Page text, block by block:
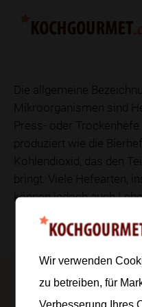
Die allgemeine
Mikroorganismen sind
Press- oder
produziert wie die
Kohlendioxid, das den
bringt. Viele Hefearten,
können jedoch auch
Wir verwenden
zu betreiben, für
Verbesserung Ihres